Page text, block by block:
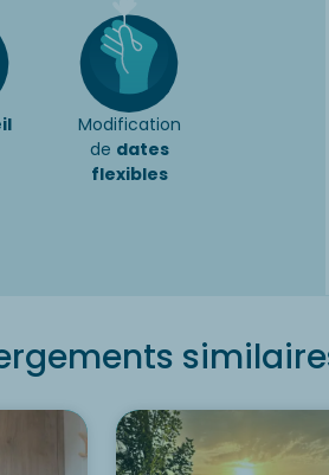
Modification
de dates
flexibles